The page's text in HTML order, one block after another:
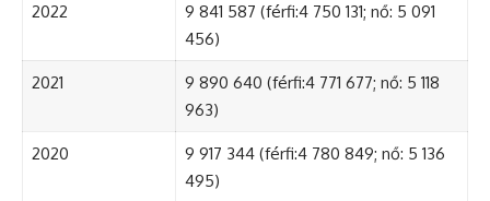
2022
9 841 587 (férfi:4 750 131; nő: 5 091
456)
2021
9 890 640 (férfi:4 771 677; nő: 5 118
963)
2020
9 917 344 (férfi:4 780 849; nő: 5 136
495)